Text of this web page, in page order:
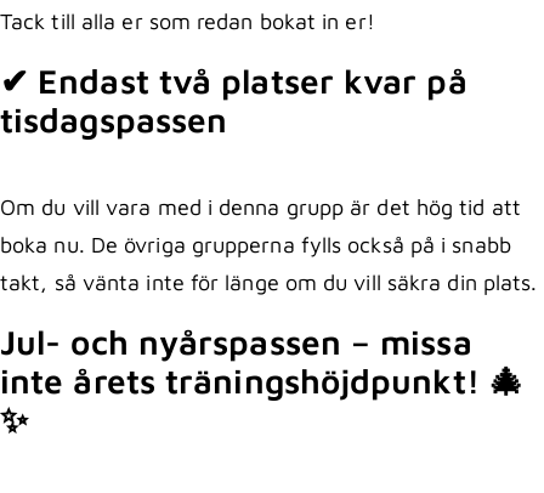
Tack till alla er som redan bokat in er!
✔ Endast två platser kvar på
tisdagspassen
Om du vill vara med i denna grupp är det hög tid att
boka nu. De övriga grupperna fylls också på i snabb
takt, så vänta inte för länge om du vill säkra din plats.
Jul- och nyårspassen – missa
inte årets träningshöjdpunkt! 🎄
✨